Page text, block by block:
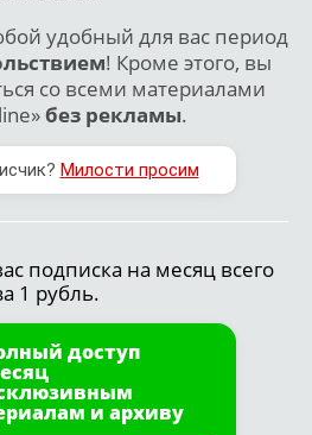
удобный для вас период
! Кроме этого, вы
со всеми материалами
без рекламы.
Милости просим
подписка на месяц всего
1 рубль.
доступ
и архиву